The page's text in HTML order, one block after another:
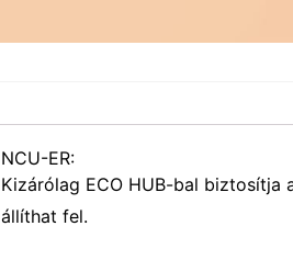
NCU-ER:
Kizárólag ECO HUB-bal biztosítja
állíthat fel.